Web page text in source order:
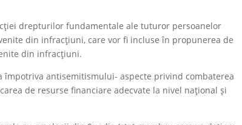
drepturilor fundamentale ale tuturor persoanelor
din infracțiuni, care vor fi incluse în propunerea de
din infracțiuni.
antisemitismului- aspecte privind combaterea
de resurse financiare adecvate la nivel național și